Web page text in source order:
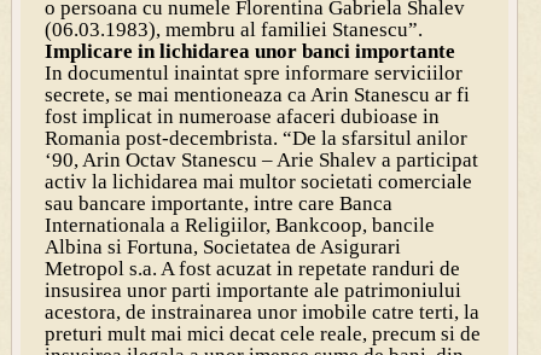
o persoana cu numele Florentina Gabriela Shalev
(06.03.1983), membru al familiei Stanescu”.
Implicare in lichidarea unor banci importante
In documentul inaintat spre informare serviciilor
secrete, se mai mentioneaza ca Arin Stanescu ar fi
fost implicat in numeroase afaceri dubioase in
Romania post-decembrista. “De la sfarsitul anilor
‘90, Arin Octav Stanescu – Arie Shalev a participat
activ la lichidarea mai multor societati comerciale
sau bancare importante, intre care Banca
Internationala a Religiilor, Bankcoop, bancile
Albina si Fortuna, Societatea de Asigurari
Metropol s.a. A fost acuzat in repetate randuri de
insusirea unor parti importante ale patrimoniului
acestora, de instrainarea unor imobile catre terti, la
preturi mult mai mici decat cele reale, precum si de